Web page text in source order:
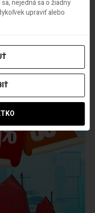
nejedná sa o žiadny
upraviť alebo